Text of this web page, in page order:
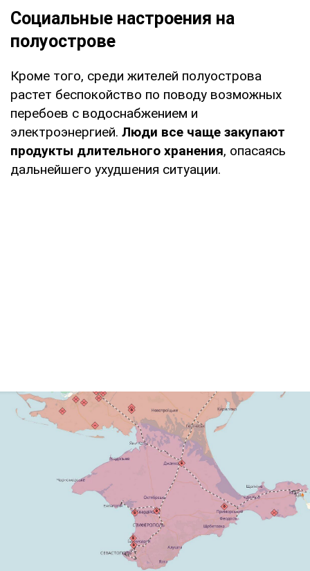
Социальные настроения на
полуострове
Кроме того, среди жителей полуострова
растет беспокойство по поводу возможных
перебоев с водоснабжением и
электроэнергией. Люди все чаще закупают
продукты длительного хранения, опасаясь
дальнейшего ухудшения ситуации.